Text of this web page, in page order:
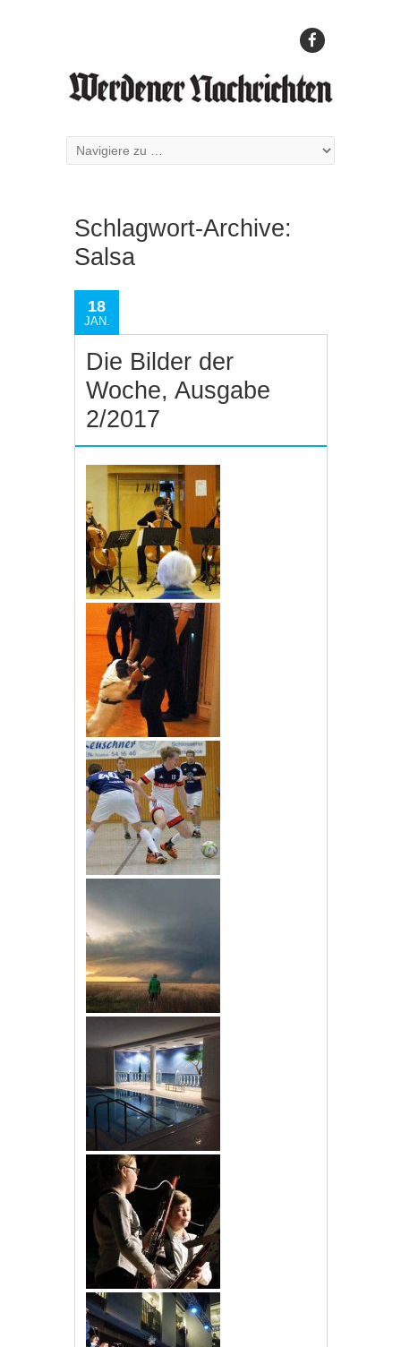
Schlagwort-Archive:
Salsa
18
JAN.
Die Bilder der
Woche, Ausgabe
2/2017